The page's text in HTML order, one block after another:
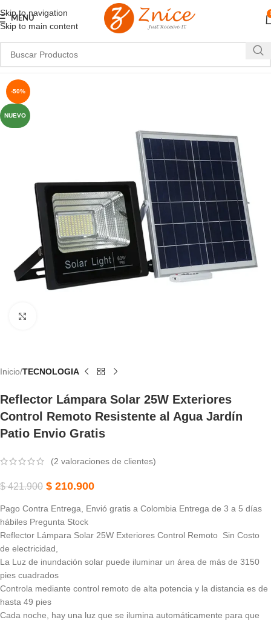
Skip to navigation
Skip to main content
MENU
-50%
NUEVO
Inicio TECNOLOGIA
Reflector Lámpara Solar 25W Exteriores
Control Remoto Resistente al Agua Jardín
Patio Envio Gratis
(2 valoraciones de clientes)
$421.900 $ 210.900
Pago Contra Entrega, Envió gratis a Colombia Entrega de 3 a 5 días
hábiles Pregunta Stock
Reflector Lámpara Solar 25W Exteriores Control Remoto Sin Costo
de electricidad,
La Luz de inundación solar puede iluminar un área de más de 3150
pies cuadrados
Controla mediante control remoto de alta potencia y la distancia es de
hasta 49 pies
Cada noche, hay una luz que se ilumina automáticamente para que